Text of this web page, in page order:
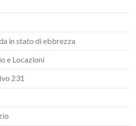
in stato di ebbrezza
e Locazioni
231